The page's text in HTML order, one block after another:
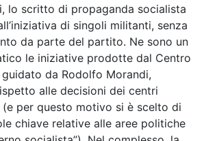
lo scritto di propaganda socialista
di singoli militanti, senza
da parte del partito. Ne sono un
le iniziative prodotte dal Centro
da Rodolfo Morandi,
alle decisioni dei centri
(e per questo motivo si è scelto di
chiave relative alle aree politiche